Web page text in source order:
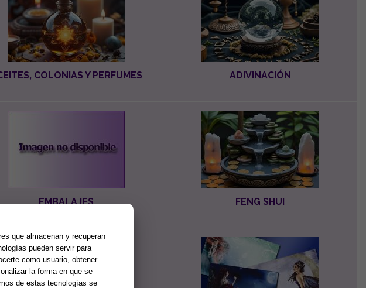
COLONIAS Y PERFUMES ADIVINACIÓN
EMBALAJES FENG SHUI
que almacenan y recuperan
pueden servir para
como usuario, obtener
la forma en que se
de estas tecnologías se